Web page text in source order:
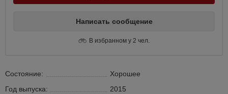
Написать сообщение
В избранном у 2 чел.
Состояние:
Хорошее
Год выпуска:
2015